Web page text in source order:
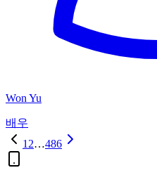
Won Yu
배우
1 2…486